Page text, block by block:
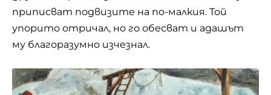
приписват подвизите на по-малкия. Той
упорито отричал, но го обесват и адашът
му благоразумно изчезнал.